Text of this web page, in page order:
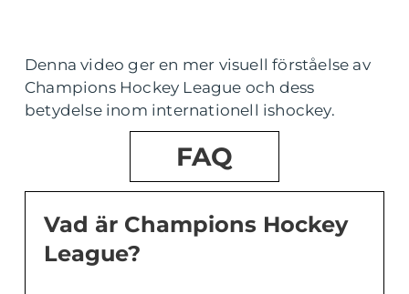
Denna video ger en mer visuell förståelse av
Champions Hockey League och dess
betydelse inom internationell ishockey.
FAQ
Vad är Champions Hockey
League?